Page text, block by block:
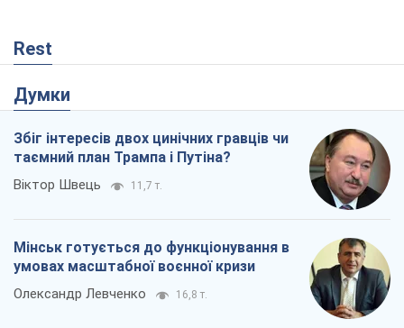
Rest
Думки
Збіг інтересів двох цинічних гравців чи
таємний план Трампа і Путіна?
Віктор Швець 11,7 т.
Мінськ готується до функціонування в
умовах масштабної воєнної кризи
Олександр Левченко 16,8 т.